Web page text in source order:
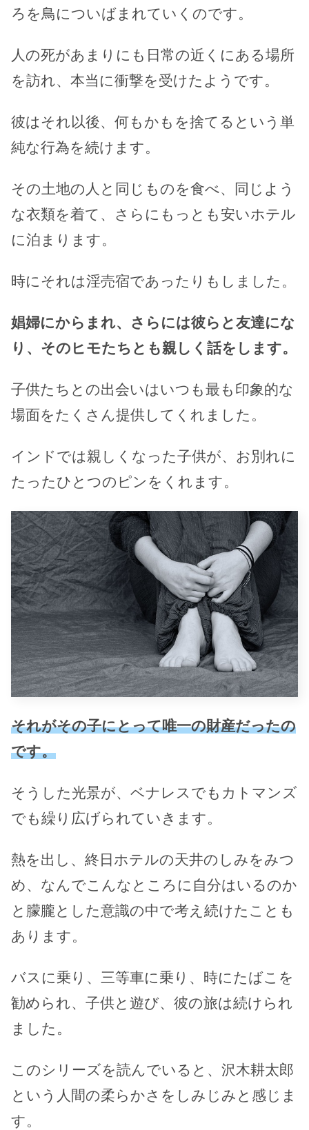
ろを鳥についばまれていくのです。
人の死があまりにも日常の近くにある場所
を訪れ、本当に衝撃を受けたようです。
彼はそれ以後、何もかもを捨てるという単
純な行為を続けます。
その土地の人と同じものを食べ、同じよう
な衣類を着て、さらにもっとも安いホテル
に泊まります。
時にそれは淫売宿であったりもしました。
娼婦にからまれ、さらには彼らと友達にな
り、そのヒモたちとも親しく話をします。
子供たちとの出会いはいつも最も印象的な
場面をたくさん提供してくれました。
インドでは親しくなった子供が、お別れに
たったひとつのピンをくれます。
それがその子にとって唯一の財産だったの
です。
そうした光景が、ベナレスでもカトマンズ
でも繰り広げられていきます。
熱を出し、終日ホテルの天井のしみをみつ
め、なんでこんなところに自分はいるのか
と朦朧とした意識の中で考え続けたことも
あります。
バスに乗り、三等車に乗り、時にたばこを
勧められ、子供と遊び、彼の旅は続けられ
ました。
このシリーズを読んでいると、沢木耕太郎
という人間の柔らかさをしみじみと感じま
す。